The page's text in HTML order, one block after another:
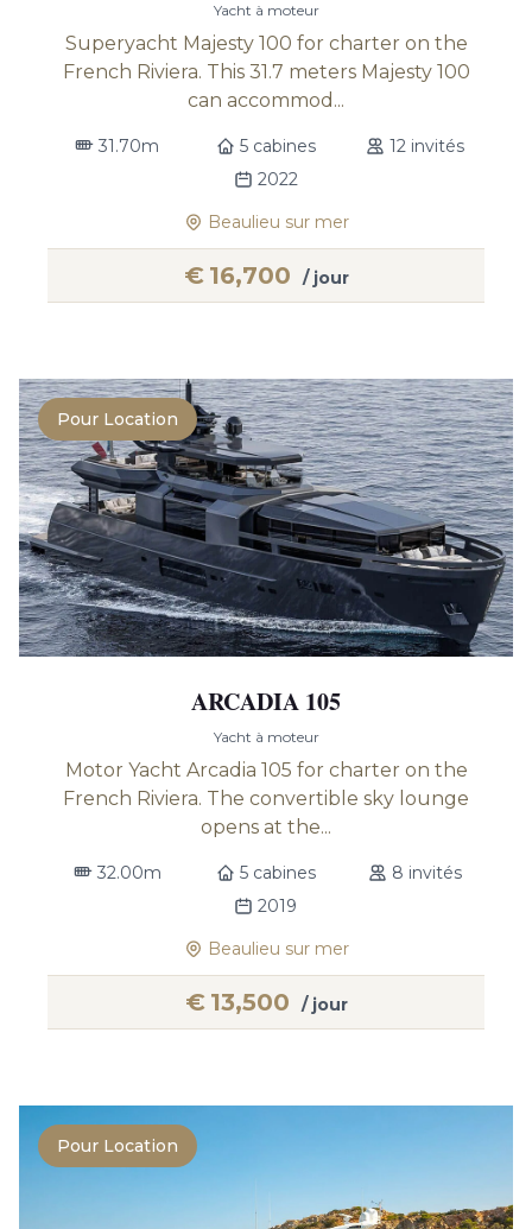
Yacht à moteur
Superyacht Majesty 100 for charter on the
French Riviera. This 31.7 meters Majesty 100
can accommod...
31.70m 5 cabines
12 invités
2022
Beaulieu sur mer
€ 16,700 / jour
Pour Location
ARCADIA 105
Yacht à moteur
Motor Yacht Arcadia 105 for charter on the
French Riviera. The convertible sky lounge
opens at the...
32.00m 5 cabines
8 invités
2019
Beaulieu sur mer
€ 13,500 / jour
Pour Location